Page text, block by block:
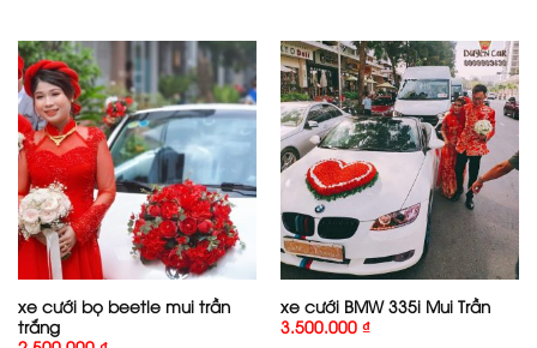
xe cưới bọ beetle mui trần
trắng
xe cưới BMW 335i Mui Trần
3.500.000 ₫